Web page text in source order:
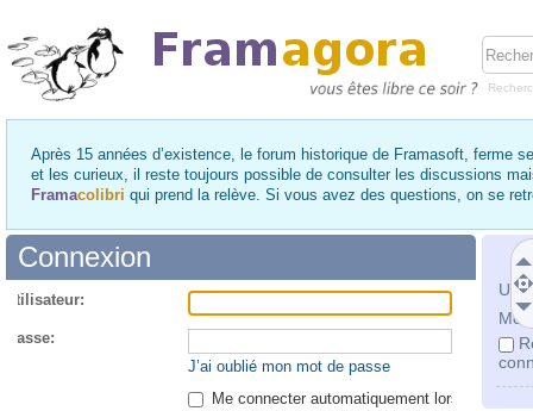
Après 15 années d’existence, le forum historique de Framasoft, ferme
et les curieux, il reste toujours possible de consulter les discussions
Framacolibri qui prend la relève. Si vous avez des questions, on se
Mot
Connexion
passe:
J’ai oublié mon mot de passe
Me connecter automatiquement lors de